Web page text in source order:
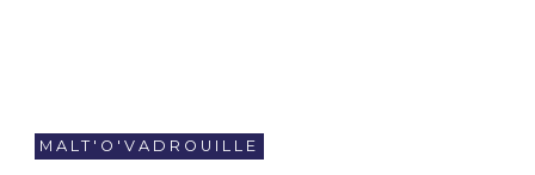
MALT'O'VADROUILLE